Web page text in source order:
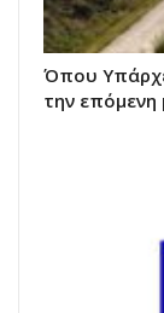
Όπου
την επόμενη